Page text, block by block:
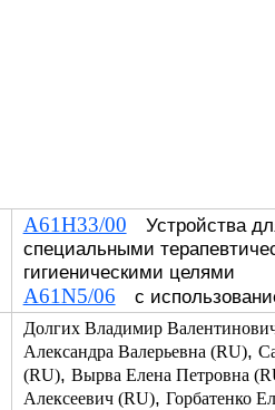
A61H33/00 Устройства
специальными
гигиеническими целями
A61N5/06 с
Долгих Владимир
Александра Валерьевна (RU),
(RU), Вырва Елена Петровна
Алексеевич (RU), Горбатенко